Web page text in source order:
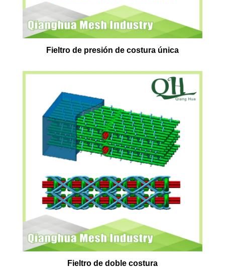
Fieltro de presión de costura única
Fieltro de doble costura